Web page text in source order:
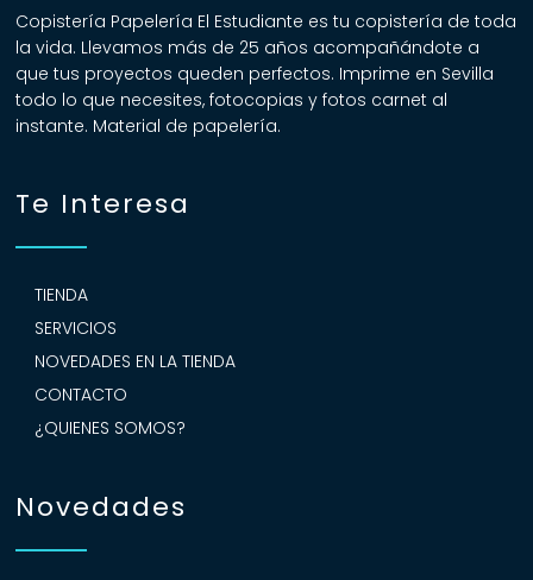
Copistería Papelería El Estudiante es tu copistería de toda
la vida. Llevamos más de 25 años acompañándote a
que tus proyectos queden perfectos. Imprime en Sevilla
todo lo que necesites, fotocopias y fotos carnet al
instante. Material de papelería.
Te Interesa
TIENDA
SERVICIOS
NOVEDADES EN LA TIENDA
CONTACTO
¿QUIENES SOMOS?
Novedades